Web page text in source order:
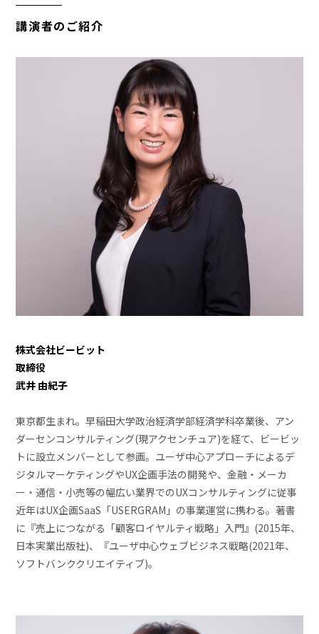
講演者のご紹介
株式会社ビービット
取締役
武井 由紀子
東京都生まれ。早稲田大学政治経済学部経済学科卒業後、アン
ダーセンコンサルティング(現アクセンチュア)を経て、ビービッ
トに設立メンバーとして参画。ユーザ中心アプローチによるデ
ジタルマーケティングやUX企画手法の開発や、金融・メーカ
ー・通信・小売等の幅広い業界でのUXコンサルティングに従事
近年はUX企画SaaS「USERGRAM」の事業運営に携わる。著書
に『売上につながる「顧客ロイヤルティ戦略」入門』(2015年、
日本実業出版社)、『ユーザ中心ウェブビジネス戦略(2021年、
ソフトバンククリエイティブ)。